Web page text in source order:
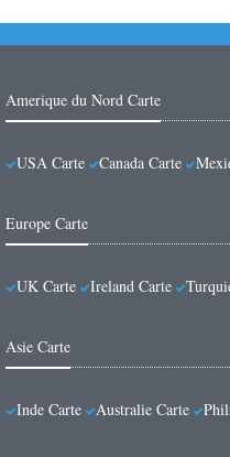
Amerique du Nord Carte
USA Carte Canada Carte
Europe Carte
UK Carte Ireland Carte
Asie Carte
Inde Carte Australie Carte